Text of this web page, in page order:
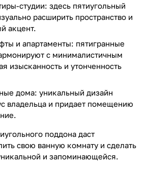
студии: здесь пятиугольный
расширить пространство и
акцент.
и апартаменты: пятигранные
с минималистичным
изысканность и утонченность
дома: уникальный дизайн
владельца и придает помещению
поддона даст
свою ванную комнату и сделать
и запоминающейся.